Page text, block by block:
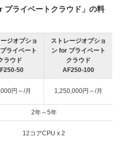
プライベートクラウド」の料
ジオプショ
ライベート
ラウド
ストレージオプショ
ン for プライベート
クラウド
AF250‐100
円～/月 1,250,000円～/月
2年～5年
12コアCPU x 2